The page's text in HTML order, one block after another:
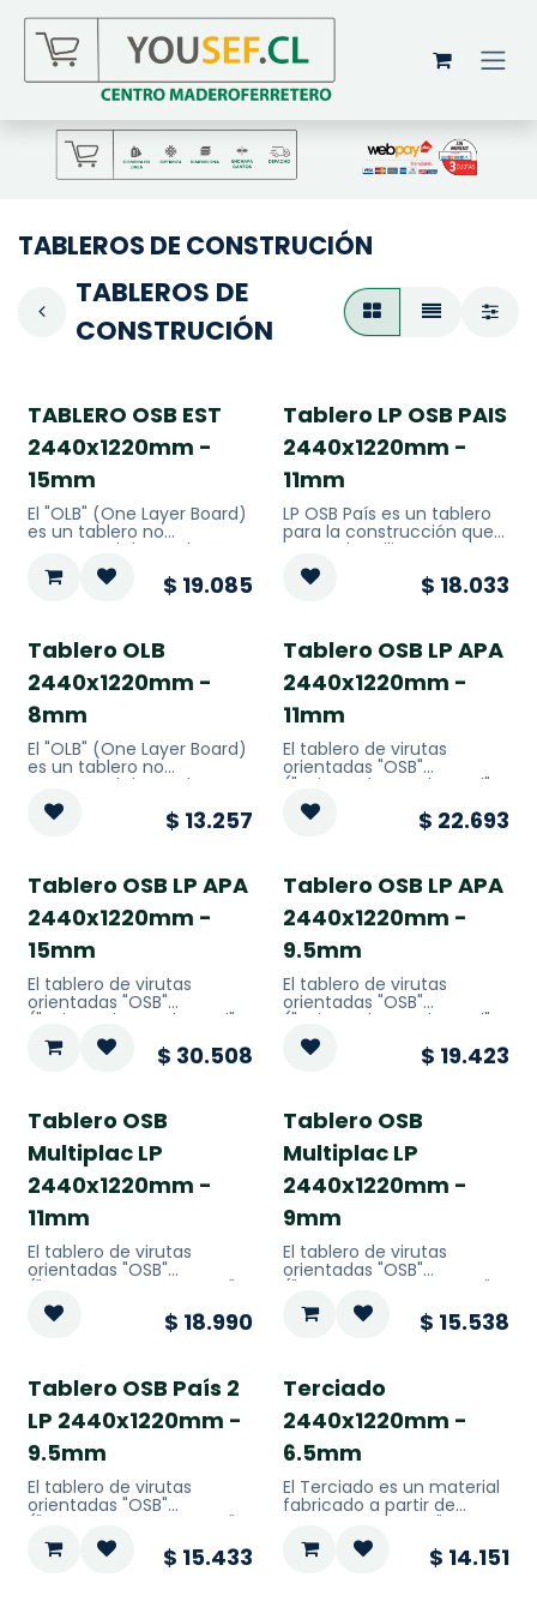
Ir al contenido
TABLEROS DE CONSTRUCIÓN
TABLEROS DE
CONSTRUCIÓN
TABLERO OSB EST
2440x1220mm -
15mm
El "OLB" (One Layer Board)
es un tablero no
estructural de madera,
para uso en construcción
y remodelación. $ 19.085
Tablero LP OSB PAIS
2440x1220mm -
11mm
LP OSB País es un tablero
para la construcción que
se puede utilizar en
múltiples aplicaciones a la
hora revestir o ampliar
uniformidad y estabilidad.
El tablero de virutas
orientadas "OSB"
("Oriented Strand Board"
por sus siglas en Inglés), es
un tipo de tablero
aglomerado.
$ 18.033
Tablero OLB
2440x1220mm -
8mm
El "OLB" (One Layer Board)
es un tablero no
estructural de madera,
para uso en construcción
y remodelación. $ 13.257
Tablero OSB LP APA
2440x1220mm -
11mm
El tablero de virutas
orientadas "OSB"
("Oriented Strand Board"
por sus siglas en Inglés), es
un tipo de tablero
$ 22.693
Tablero OSB LP APA
2440x1220mm -
15mm
El tablero de virutas
orientadas "OSB"
("Oriented Strand Board"
por sus siglas en Inglés), es
un tipo de tablero
$ 30.508
Tablero OSB LP APA
2440x1220mm -
9.5mm
El tablero de virutas
orientadas "OSB"
("Oriented Strand Board"
por sus siglas en Inglés), es
un tipo de tablero
$ 19.423
Tablero OSB
Multiplac LP
2440x1220mm -
11mm
El tablero de virutas
orientadas "OSB"
("Oriented Strand Board"
por sus siglas en Inglés), es
un tipo de tablero
$ 18.990
Tablero OSB
Multiplac LP
2440x1220mm -
9mm
El tablero de virutas
orientadas "OSB"
("Oriented Strand Board"
por sus siglas en Inglés), es
un tipo de tablero
$ 15.538
Tablero OSB País 2
LP 2440x1220mm -
9.5mm
El tablero de virutas
orientadas "OSB"
("Oriented Strand Board"
por sus siglas en Inglés), es
un tipo de tablero
$ 15.433
Terciado
2440x1220mm -
6.5mm
El Terciado es un material
fabricado a partir de
capas delgadas o "chapa
de madera" que se pegan
con capas adyacentes
$ 14.151